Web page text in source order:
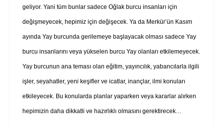
geliyor. Yani tüm bunlar sadece Oğlak burcu insanları için
değişmeyecek, hepimiz için değişecek. Ya da Merkür’ün Kasım
ayında Yay burcunda gerilemeye başlayacak olması sadece Yay
burcu insanlarını veya yükselen burcu Yay olanları etkilemeyecek.
Yay burcunun ana teması olan eğitim, yayıncılık, yabancılarla ilgili
işler, seyahatler, yeni keşifler ve icatlar, inançlar, ilmi konuları
etkileyecek. Bu konularda planlar yaparken veya kararlar alırken
hepimizin daha dikkatli ve hazırlıklı olmasını gerektirecek…